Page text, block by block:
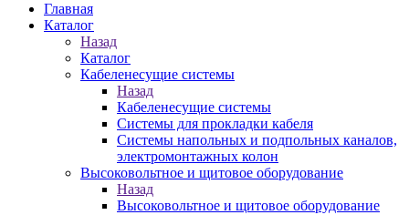
Главная
Каталог
Назад
Каталог
Кабеленесущие системы
Назад
Кабеленесущие системы
Системы для прокладки кабеля
Системы напольных и подпольных каналов,
электромонтажных колон
Высоковольтное и щитовое оборудование
Назад
Высоковольтное и щитовое оборудование